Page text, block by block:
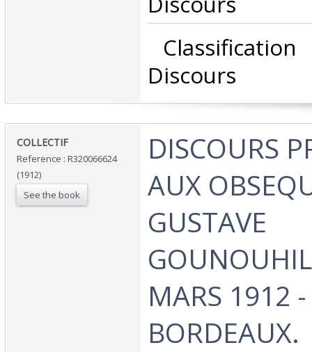
Discours‎
‎COLLECTIF‎
Reference : R320066624
(1912)
See the book
‎DISCOURS
AUX
GUSTAVE
MARS 1912 -
BORDEAUX.‎